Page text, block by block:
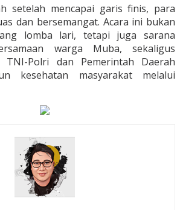
setelah mencapai garis finis, para
dan bersemangat. Acara ini bukan
lomba lari, tetapi juga sarana
warga Muba, sekaligus
TNI-Polri dan Pemerintah Daerah
kesehatan masyarakat melalui